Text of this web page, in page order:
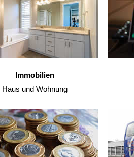
Immobilien
Haus und Wohnung